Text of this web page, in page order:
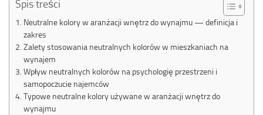
Spis treści
Neutralne kolory w aranżacji wnętrz do wynajmu — definicja i
zakres
Zalety stosowania neutralnych kolorów w mieszkaniach na
wynajem
Wpływ neutralnych kolorów na psychologię przestrzeni i
samopoczucie najemców
Typowe neutralne kolory używane w aranżacji wnętrz do
wynajmu